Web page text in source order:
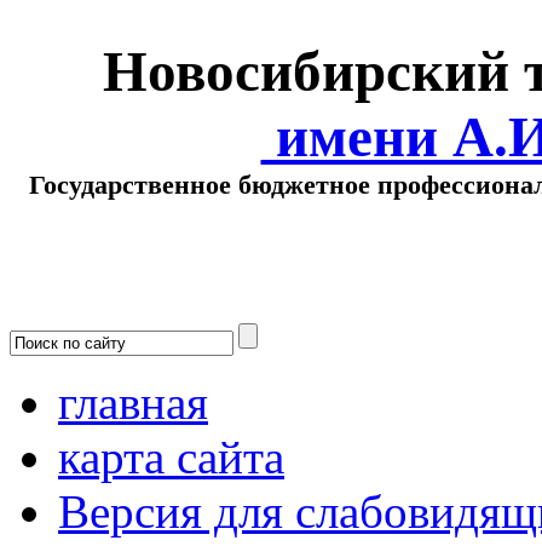
Новосибирский
имени
Государственное бюджетное
главная
карта сайта
Версия для